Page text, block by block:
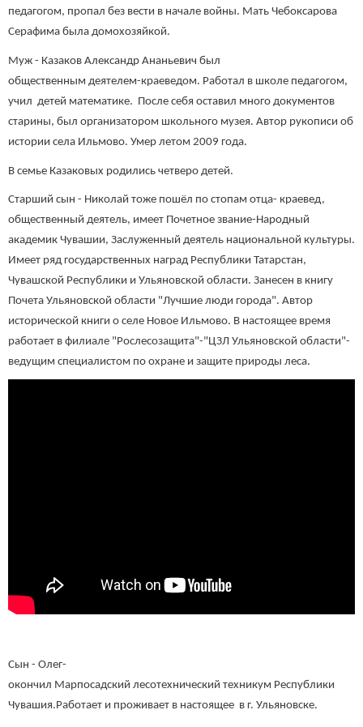
педагогом, пропал без вести в начале войны. Мать Чебоксарова
Серафима была домохозяйкой.
Муж - Казаков Александр Ананьевич был
общественным деятелем-краеведом. Работал в школе педагогом,
учил детей математике. После себя оставил много документов
старины, был организатором школьного музея. Автор рукописи об
истории села Ильмово. Умер летом 2009 года.
В семье Казаковых родились четверо детей.
Старший сын - Николай тоже пошёл по стопам отца- краевед,
общественный деятель, имеет Почетное звание-Народный
академик Чувашии, Заслуженный деятель национальной культуры.
Имеет ряд государственных наград Республики Татарстан,
Чувашской Республики и Ульяновской области. Занесен в книгу
Почета Ульяновской области "Лучшие люди города". Автор
исторической книги о селе Новое Ильмово. В настоящее время
работает в филиале "Рослесозащита"-"ЦЗЛ Ульяновской области"-
ведущим специалистом по охране и защите природы леса.
Сын - Олег-
окончил Марпосадский лесотехнический техникум Республики
Чувашия.Работает и проживает в настоящее в г. Ульяновске.